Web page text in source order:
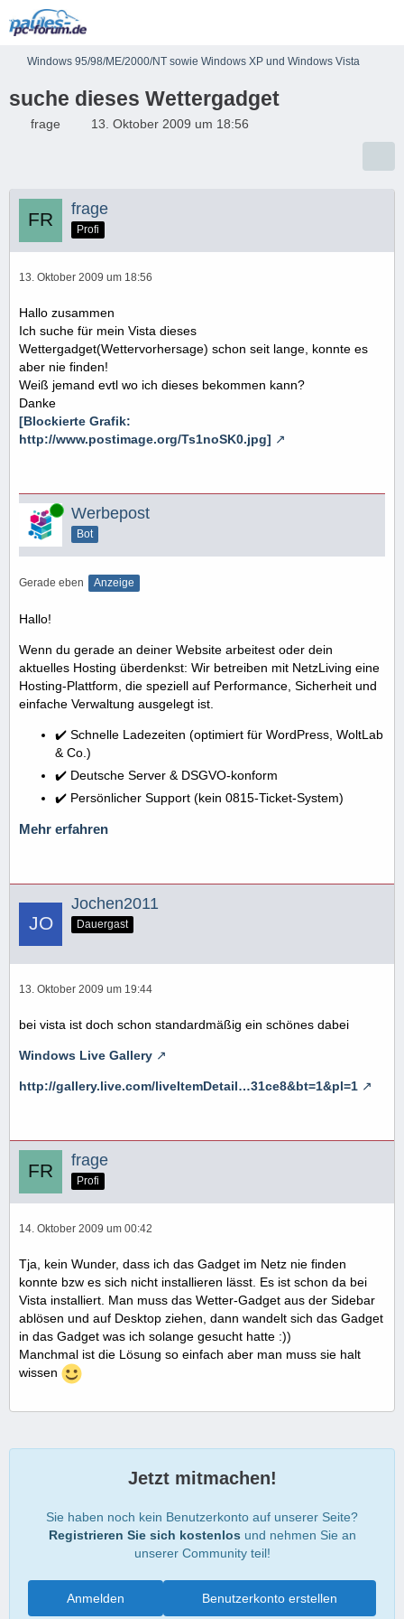
Windows 95/98/ME/2000/NT sowie Windows XP und Windows Vista
suche dieses Wettergadget
frage 13. Oktober 2009 um 18:56
frage
Profi
13. Oktober 2009 um 18:56
Hallo zusammen
Ich suche für mein Vista dieses
Wettergadget(Wettervorhersage) schon seit lange, konnte es
aber nie finden!
Weiß jemand evtl wo ich dieses bekommen kann?
Danke
[Blockierte Grafik:
http://www.postimage.org/Ts1noSK0.jpg]
Online Werbepost
Bot
Gerade eben Anzeige
Hallo!
Wenn du gerade an deiner Website arbeitest oder dein
aktuelles Hosting überdenkst: Wir betreiben mit NetzLiving eine
Hosting-Plattform, die speziell auf Performance, Sicherheit und
einfache Verwaltung ausgelegt ist.
✔️ Schnelle Ladezeiten (optimiert für WordPress, WoltLab
& Co.)
✔️ Deutsche Server & DSGVO-konform
✔️ Persönlicher Support (kein 0815-Ticket-System)
Mehr erfahren
Jochen2011
Dauergast
13. Oktober 2009 um 19:44
bei vista ist doch schon standardmäßig ein schönes dabei
Windows Live Gallery
http://gallery.live.com/liveItemDetail…31ce8&bt=1&pl=1
frage
Profi
14. Oktober 2009 um 00:42
Tja, kein Wunder, dass ich das Gadget im Netz nie finden
konnte bzw es sich nicht installieren lässt. Es ist schon da bei
Vista installiert. Man muss das Wetter-Gadget aus der Sidebar
ablösen und auf Desktop ziehen, dann wandelt sich das Gadget
in das Gadget was ich solange gesucht hatte :))
Manchmal ist die Lösung so einfach aber man muss sie halt
wissen
Jetzt mitmachen!
Sie haben noch kein Benutzerkonto auf unserer Seite?
Registrieren Sie sich kostenlos und nehmen Sie an
unserer Community teil!
Benutzerkonto erstellen
Anmelden